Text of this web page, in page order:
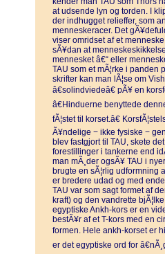
at udsende lyn og torden. I
der indhugget relieffer, som
menneskeracer. Det
viser omridset af et
sÃ¥dan at
mennesket â€“ eller
TAU som et mÃ¦rke i
skrifter kan man lÃ¦se om
â€solindviedeâ€ pÃ¥ en
â€Hinduerne benyttede
fÃ¦stet til korset.â€
Ã¥ndelige − ikke fysiske −
blev fastgjort til TAU, skete
forestillinger i tankerne end
man mÃ¸der ogsÃ¥ TAU i
brugte en sÃ¦rlig udformning
er bredere udad og med
TAU var som sagt formet af
kraft) og den vandrette
egyptiske Ankh-kors er en
bestÃ¥r af et T-kors med en
formen. Hele ankh-korset er
er det egyptiske ord for